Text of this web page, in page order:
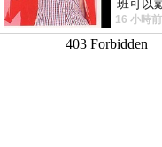
班可以
定哪天
16 小時前